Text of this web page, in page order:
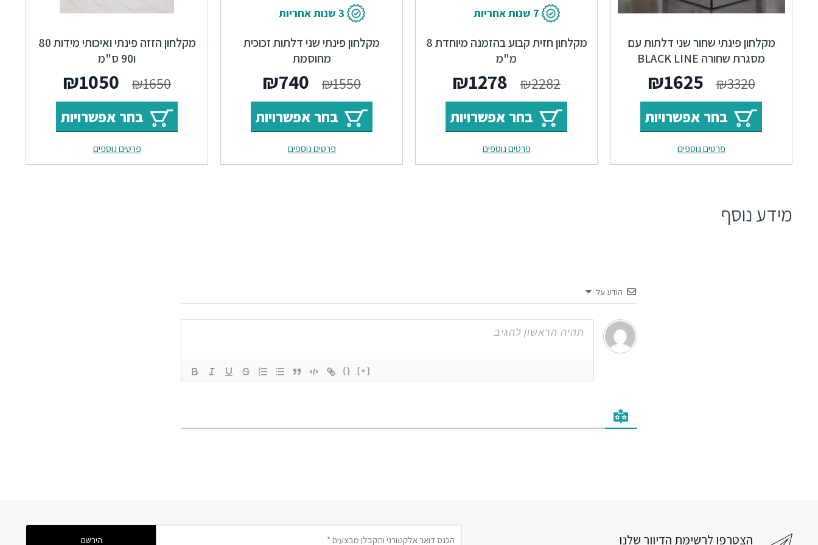
מקלחון פינתי שחור שני דלתות עם
מסגרת שחורה BLACK LINE
₪3320
₪1625
בחר אפשרויות
פרטים נוספים
7 שנות אחריות
מקלחון חזית קבוע בהזמנה מיוחדת 8
מ"מ
₪2282
₪1278
בחר אפשרויות
פרטים נוספים
3 שנות אחריות
מקלחון פינתי שני דלתות זכוכית
מחוסמת
₪1550
₪740
בחר אפשרויות
פרטים נוספים
מקלחון הזזה פינתי ואיכותי מידות 80
ו90 ס"מ
₪1650
₪1050
בחר אפשרויות
פרטים נוספים
מידע נוסף
הודע על
{} [+]
הצטרפו לרשימת הדיוור שלנו